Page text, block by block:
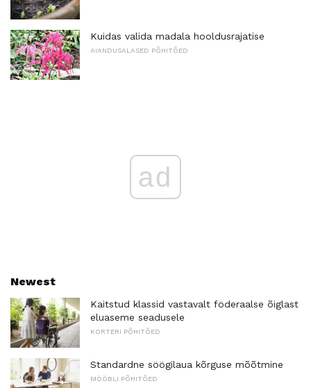
Kuidas valida madala hooldusrajatise
AIANDUSALASED PÕHITÕED
ad
Newest
Kaitstud klassid vastavalt föderaalse õiglast
eluaseme seadusele
KORTERI PÕHITÕED
Standardne söögilaua kõrguse mõõtmine
MÖÖBLI PÕHITÕED